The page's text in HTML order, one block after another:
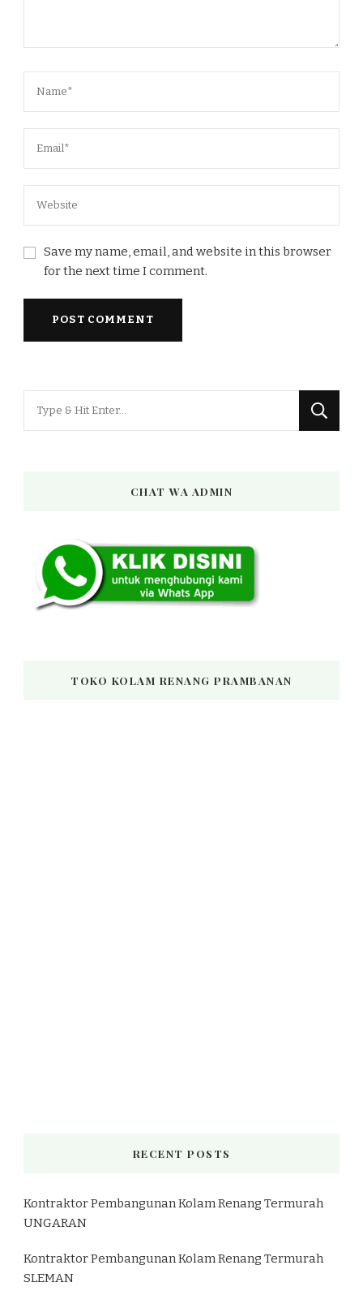
Save my name, email, and website in this browser
for the next time I comment.
CHAT WA ADMIN
TOKO KOLAM RENANG PRAMBANAN
RECENT POSTS
Kontraktor Pembangunan Kolam Renang Termurah
UNGARAN
Kontraktor Pembangunan Kolam Renang Termurah
SLEMAN